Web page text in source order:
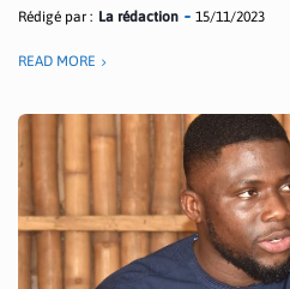
Rédigé par : La rédaction 15/11/2023
READ MORE